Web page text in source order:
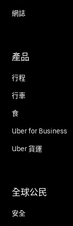
網誌
產品
行程
行車
食
Uber for Business
Uber 貨運
全球公民
安全